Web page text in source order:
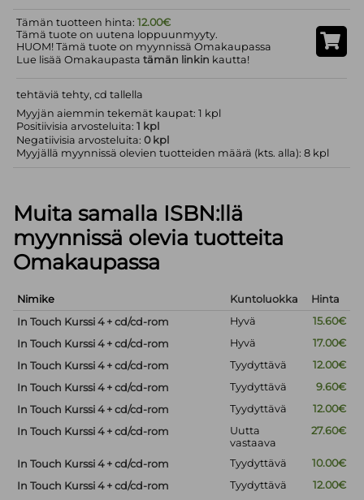
Tämän tuotteen hinta:12.00€
Tämä tuote on uutena loppuunmyyty.
HUOM! Tämä tuote on myynnissä Omakaupassa
Lue lisää Omakaupastatämän linkin kautta!
tehtäviä tehty, cd tallella
Myyjän aiemmin tekemät kaupat: 1 kpl
Positiivisia arvosteluita:1 kpl
Negatiivisia arvosteluita:0 kpl
Myyjällä myynnissä olevien tuotteiden määrä (kts. alla): 8 kpl
Muita samalla ISBN:llä
myynnissä olevia tuotteita
Omakaupassa
Nimike Kuntoluokka
Hinta
In Touch Kurssi 4 + cd/cd-rom
Hyvä
15.60€
In Touch Kurssi 4 + cd/cd-rom
Hyvä
17.00€
In Touch Kurssi 4 + cd/cd-rom
Tyydyttävä
12.00€
In Touch Kurssi 4 + cd/cd-rom
Tyydyttävä
9.60€
In Touch Kurssi 4 + cd/cd-rom
Tyydyttävä
12.00€
In Touch Kurssi 4 + cd/cd-rom
Uutta
vastaava
27.60€
In Touch Kurssi 4 + cd/cd-rom Tyydyttävä
10.00€
In Touch Kurssi 4 + cd/cd-rom
Tyydyttävä
12.00€